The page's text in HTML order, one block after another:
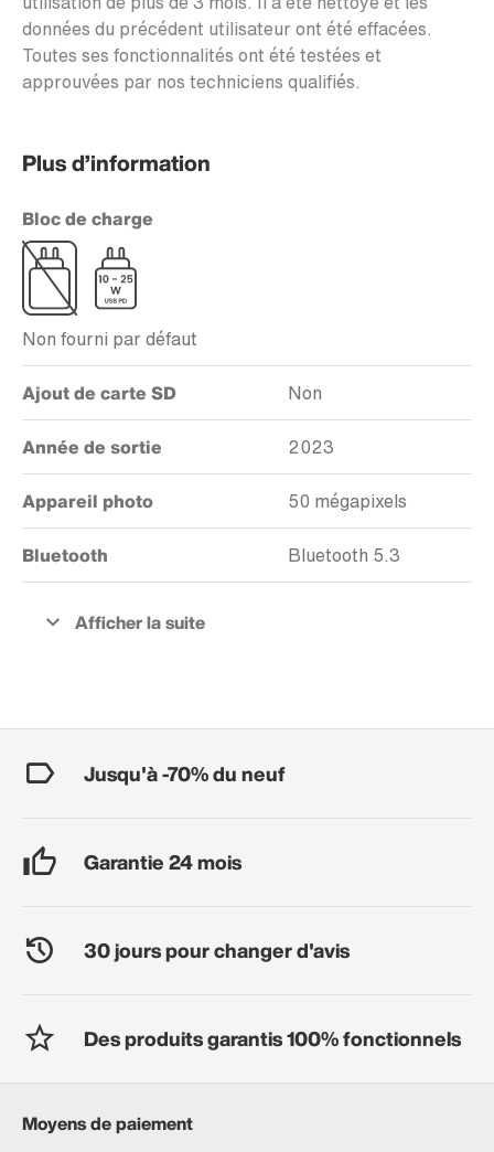
données du précédent utilisateur ont été effacées.
Toutes ses fonctionnalités ont été testées et
approuvées par nos techniciens qualifiés.
Plus d’information
Bloc de charge
Non fourni par défaut
Ajout de carte SD Non
Année de sortie 2023
Appareil photo 50 mégapixels
Bluetooth Bluetooth 5.3
Jusqu'à -70% du neuf
Garantie 24 mois
30 jours pour changer d'avis
Des produits garantis 100% fonctionnels
Moyens de paiement